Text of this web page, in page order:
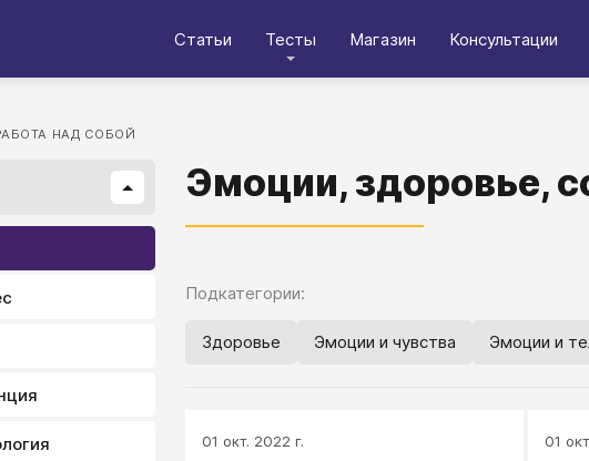
Статьи Тесты Магазин Консультации
НАД СОБОЙ
Эмоции, здоровье,
Подкатегории:
Здоровье Эмоции и чувства Эмоции и
01 окт. 2022 г. 01